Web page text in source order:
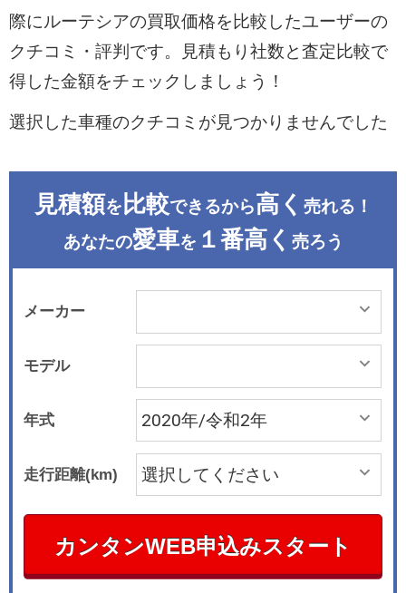
際にルーテシアの買取価格を比較したユーザーの
クチコミ・評判です。見積もり社数と査定比較で
得した金額をチェックしましょう！
選択した車種のクチコミが見つかりませんでした
見積額を 比較できるから高く 売れる！
あなたの愛車を １番高く 売ろう
メーカー
モデル
年式
走行距離(km)
カンタンWEB申込みスタート